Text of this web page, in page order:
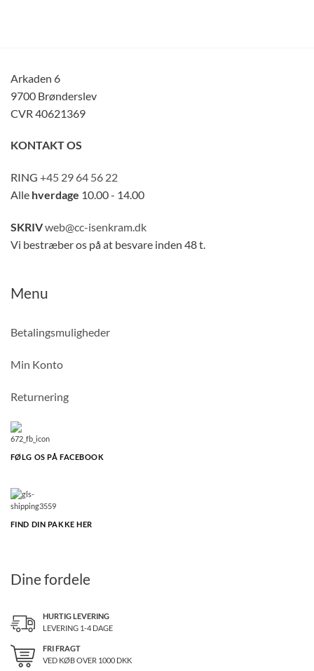
Arkaden 6
9700 Brønderslev
CVR 40621369
KONTAKT OS
RING +45 29 64 56 22
Alle hverdage 10.00 - 14.00
SKRIVweb@cc-isenkram.dk
Vi bestræber os på at besvare inden 48 t.
Menu
Betalingsmuligheder
Min Konto
Returnering
FØLG OS PÅ FACEBOOK
FIND DIN PAKKE HER
Dine fordele
HURTIG LEVERING
LEVERING 1-4 DAGE
FRI FRAGT
VED KØB OVER 1000DKK